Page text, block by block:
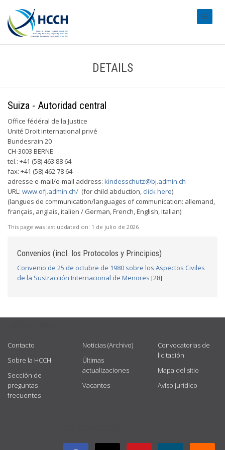
DETAILS
Suiza - Autoridad central
Office fédéral de la Justice
Unité Droit international privé
Bundesrain 20
CH-3003 BERNE
tel.: +41 (58) 463 88 64
fax: +41 (58) 462 78 64
adresse e-mail/e-mail address: kindesschutz@bj.admin.ch
URL: www.ofj.admin.ch/ (for child abduction, click here)
(langues de communication/languages of communication: allemand,
français, anglais, italien / German, French, English, Italian)
This page was last updated on: 1 de julio de 2026
Convenios (incl. los Protocolos y Principios)
Convenio de 25 de octubre de 1980 sobre los Aspectos Civiles
de la Sustracción Internacional de Menores [28]
Contacto
Sobre la HCCH
Sección de
preguntas
frecuentes
Noticias (Archivo)
Últimas
actualizaciones
Vacantes
Convocatorias de
licitación
Mapa del sitio
Aviso jurídico